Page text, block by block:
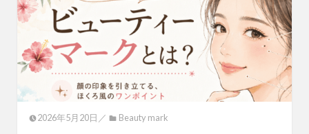
2026年5月20日／ Beauty mark